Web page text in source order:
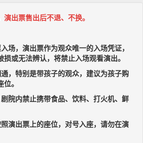
出票售出后不退、不换。
场，演出票作为观众唯一的入场凭证，
或无法辨认，将禁止入场观看演出。
，特别是带孩子的观众，建议为孩子购
。
院内禁止携带食品、饮料、打火机、鲜
演出票上的座位，对号入座，请勿在演